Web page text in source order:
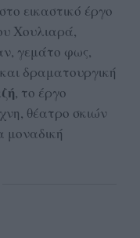
εικαστικό έργο
Χουλιαρά,
γεμάτο φως,
δραματουργική
, το έργο
θέατρο σκιών
μοναδική